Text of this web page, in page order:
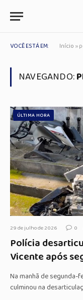
VOCÊ ESTÁ EM: Início »
NAVEGANDO:
ÚLTIMA HORA
29 de julho de 2026 0
Polícia
Vicente após
Na manhã de segunda-
culminou na